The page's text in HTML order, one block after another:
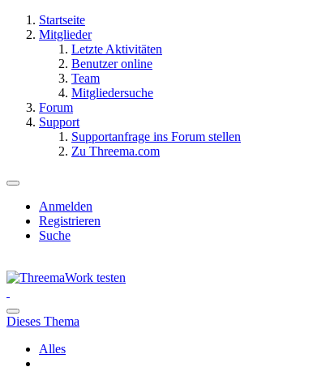
Startseite
Mitglieder
Letzte Aktivitäten
Benutzer online
Team
Mitgliedersuche
Forum
Support
Supportanfrage ins Forum stellen
Zu Threema.com
Anmelden
Registrieren
Suche
Dieses Thema
Alles